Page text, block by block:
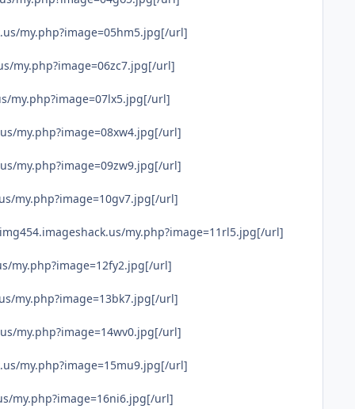
my.php?image=05hm5.jpg[/url]
my.php?image=06zc7.jpg[/url]
my.php?image=07lx5.jpg[/url]
my.php?image=08xw4.jpg[/url]
my.php?image=09zw9.jpg[/url]
my.php?image=10gv7.jpg[/url]
my.php?image=11rl5.jpg[/url]
my.php?image=12fy2.jpg[/url]
my.php?image=13bk7.jpg[/url]
my.php?image=14wv0.jpg[/url]
my.php?image=15mu9.jpg[/url]
my.php?image=16ni6.jpg[/url]